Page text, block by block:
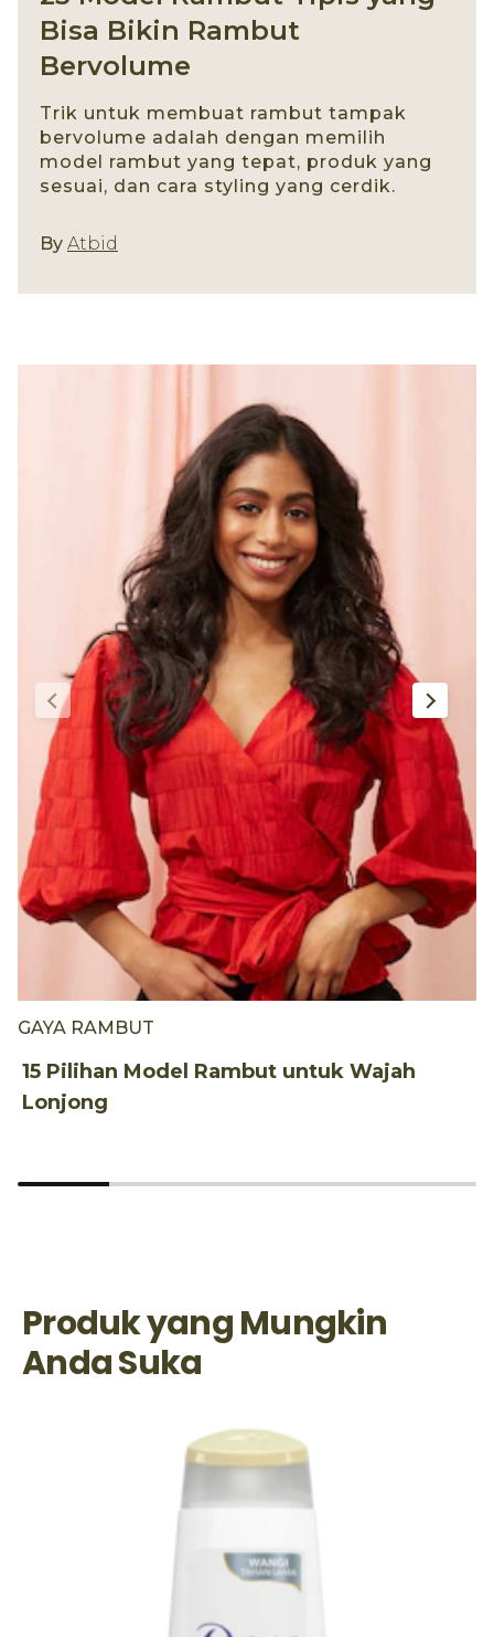
Bisa Bikin Rambut
Bervolume
Trik untuk membuat rambut tampak
bervolume adalah dengan memilih
model rambut yang tepat, produk yang
sesuai, dan cara styling yang cerdik.
By Atbid
GAYA RAMBUT
15 Pilihan Model Rambut untuk Wajah
Lonjong
Produk yang Mungkin
Anda Suka